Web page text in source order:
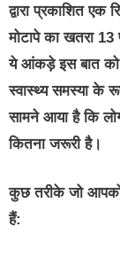
द्वारा प्रकाशित
मोटापे का खतरा
ये आंकड़े इस बात को
स्वास्थ्य समस्या के
सामने आया है कि
कितना जरूरी है।
कुछ तरीके जो
हैं: